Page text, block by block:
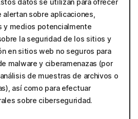
datos se utilizan para ofrecer
sobre aplicaciones,
y medios potencialmente
la seguridad de los sitios y
en sitios web no seguros para
malware y ciberamenazas (por
de muestras de archivos o
así como para efectuar
sobre ciberseguridad.